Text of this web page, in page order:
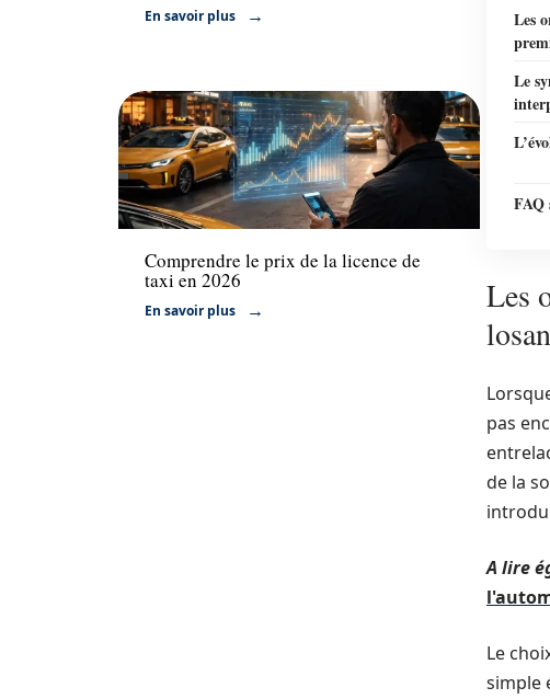
En savoir plus
Transport
Comprendre le prix de la licence de
taxi en 2026
En savoir plus
Les
Le
FAQ
Les
pas
de la
A lire
Le
simple